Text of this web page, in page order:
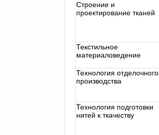
Строение и
проектирование тканей
Текстильное
материаловедение
Технология отделочного
производства
Технология подготовки
нитей к ткачеству